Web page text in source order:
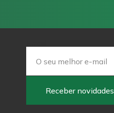
Receber novidades